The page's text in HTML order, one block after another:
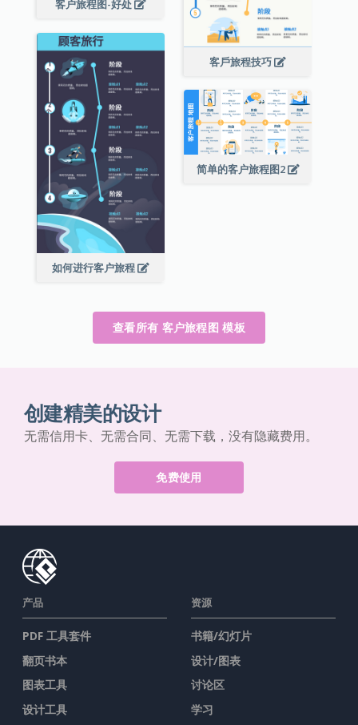
客户旅程图-好处
客戶旅程技巧
如何进行客户旅程
简单的客户旅程图2
查看所有 客户旅程图 模板
创建精美的设计
无需信用卡、无需合同、无需下载，没有隐藏费用。
免费使用
产品
PDF 工具套件
翻页书本
图表工具
设计工具
资源
书籍/幻灯片
设计/图表
讨论区
学习